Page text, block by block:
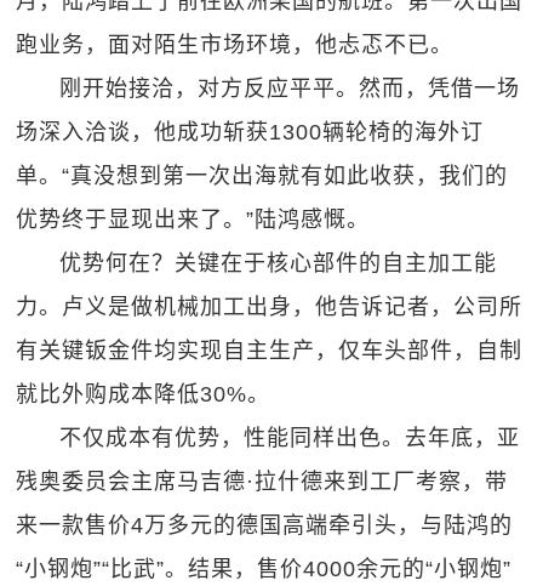
跑业务，面对陌生市场环境，他忐忑不已。
刚开始接洽，对方反应平平。然而，凭借一场
场深入洽谈，他成功斩获1300辆轮椅的海外订
单。“真没想到第一次出海就有如此收获，我们的
优势终于显现出来了。”陆鸿感慨。
优势何在？关键在于核心部件的自主加工能
力。卢义是做机械加工出身，他告诉记者，公司所
有关键钣金件均实现自主生产，仅车头部件，自制
就比外购成本降低30%。
不仅成本有优势，性能同样出色。去年底，亚
残奥委员会主席马吉德·拉什德来到工厂考察，带
来一款售价4万多元的德国高端牵引头，与陆鸿的
“小钢炮”“比武”。结果，售价4000余元的“小钢炮”